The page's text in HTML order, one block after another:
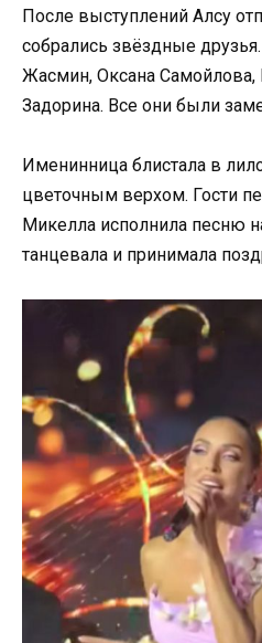
После выступлений Алсу
собрались звёздные
Жасмин, Оксана Самойлова,
Задорина. Все они были
Именинница блистала в
цветочным верхом. Гости
Микелла исполнила песню
танцевала и принимала